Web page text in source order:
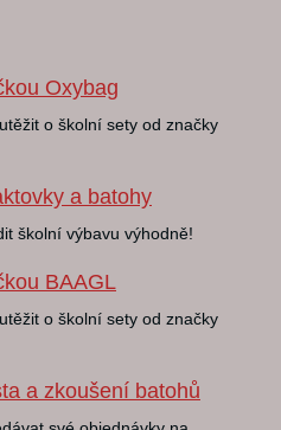
Oxybag
o školní sety od značky
a batohy
školní výbavu výhodně!
BAAGL
o školní sety od značky
a zkoušení batohů